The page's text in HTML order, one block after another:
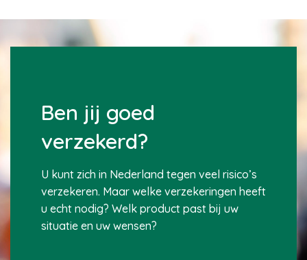
Ben jij goed
verzekerd?
U kunt zich in Nederland tegen veel risico’s
verzekeren. Maar welke verzekeringen heeft
u echt nodig? Welk product past bij uw
situatie en uw wensen?